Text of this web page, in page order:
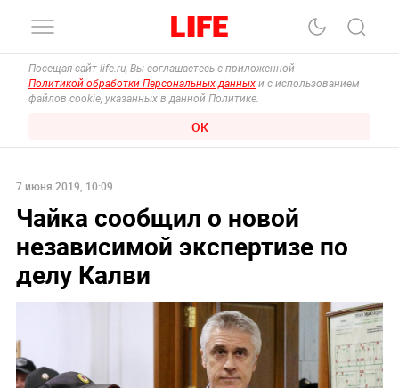
Посещая сайт life.ru, Вы соглашаетесь с приложенной
Политикой обработки Персональных данных и с использованием
файлов cookie, указанных в данной Политике.
ОК
7 июня 2019, 10:09
Чайка сообщил о новой
независимой экспертизе по
делу Калви